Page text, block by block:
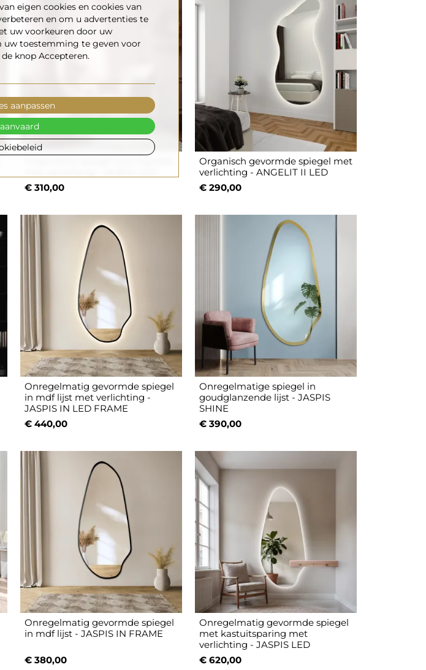
€ 310,00
Organisch gevormde spiegel met
verlichting - ANGELIT II LED
€ 290,00
Onregelmatig gevormde spiegel
in mdf lijst met verlichting -
JASPIS IN LED FRAME
€ 440,00
Onregelmatige spiegel in
goudglanzende lijst - JASPIS
SHINE
€ 390,00
Onregelmatig gevormde spiegel
in mdf lijst - JASPIS IN FRAME
€ 380,00
Onregelmatig gevormde spiegel
met kastuitsparing met
verlichting - JASPIS LED
€ 620,00
eigen cookies en cookies van
en om u advertenties te
uw voorkeuren door uw
uw toestemming te geven voor
knop Accepteren.
aanpassen